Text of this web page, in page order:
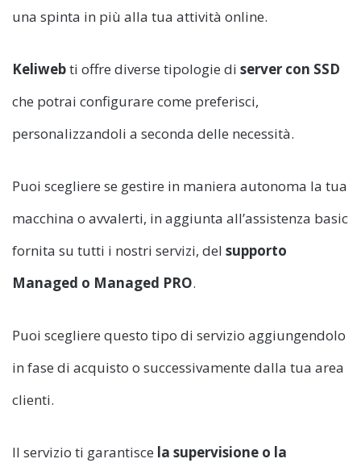
una spinta in più alla tua attività online.
Keliwebti offre diverse tipologie di server con SSD
che potrai configurare come preferisci,
personalizzandoli a seconda delle necessità.
Puoi scegliere se gestire in maniera autonoma la tua
macchina o avvalerti, in aggiunta all’assistenza basic
fornita su tutti i nostri servizi, del supporto
Managed o Managed PRO.
Puoi scegliere questo tipo di servizio aggiungendolo
in fase di acquisto o successivamente dalla tua area
clienti.
Il servizio ti garantisce la supervisione o la